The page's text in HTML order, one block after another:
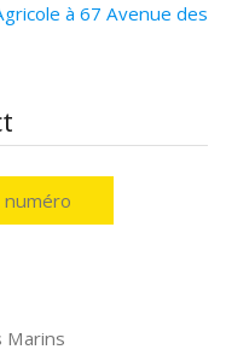
à 67 Avenue des
Marins